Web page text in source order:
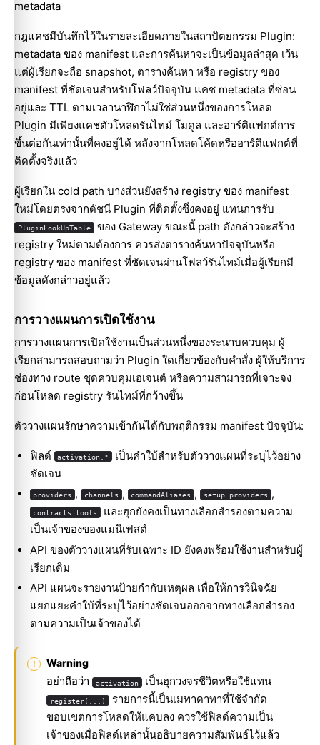
metadata
กฎแคชมีบันทึกไว้ในรายละเอียดภายในสถาปัตยกรรม Plugin:
metadata ของ manifest และการค้นหาจะเป็นข้อมูลล่าสุด เว้น
แต่ผู้เรียกจะถือ snapshot, ตารางค้นหา หรือ registry ของ
manifest ที่ชัดเจนสำหรับโฟลว์ปัจจุบัน แคช metadata ที่ซ่อน
อยู่และ TTL ตามเวลานาฬิกาไม่ใช่ส่วนหนึ่งของการโหลด
Plugin มีเพียงแคชตัวโหลดรันไทม์ โมดูล และอาร์ติแฟกต์การ
ขึ้นต่อกันเท่านั้นที่คงอยู่ได้ หลังจากโหลดโค้ดหรืออาร์ติแฟกต์ที่
ติดตั้งจริงแล้ว
ผู้เรียกใน cold path บางส่วนยังสร้าง registry ของ manifest
ใหม่โดยตรงจากดัชนี Plugin ที่ติดตั้งซึ่งคงอยู่ แทนการรับ
PluginLookUpTable ของ Gateway ขณะนี้ path ดังกล่าวจะสร้าง
registry ใหม่ตามต้องการ ควรส่งตารางค้นหาปัจจุบันหรือ
registry ของ manifest ที่ชัดเจนผ่านโฟลว์รันไทม์เมื่อผู้เรียกมี
ข้อมูลดังกล่าวอยู่แล้ว
การวางแผนการเปิดใช้งาน
การวางแผนการเปิดใช้งานเป็นส่วนหนึ่งของระนาบควบคุม ผู้
เรียกสามารถสอบถามว่า Plugin ใดเกี่ยวข้องกับคำสั่ง ผู้ให้บริการ
ช่องทาง route ชุดควบคุมเอเจนต์ หรือความสามารถที่เจาะจง
ก่อนโหลด registry รันไทม์ที่กว้างขึ้น
ตัววางแผนรักษาความเข้ากันได้กับพฤติกรรม manifest ปัจจุบัน:
ฟิลด์ activation.*
เป็นคำใบ้สำหรับตัววางแผนที่ระบุไว้อย่าง
ชัดเจน
providers , channels , commandAliases , setup.providers ,
contracts.tools
และฮุกยังคงเป็นทางเลือกสำรองตามความ
เป็นเจ้าของของแมนิเฟสต์
API ของตัววางแผนที่รับเฉพาะ ID ยังคงพร้อมใช้งานสำหรับผู้
เรียกเดิม
API แผนจะรายงานป้ายกำกับเหตุผล เพื่อให้การวินิจฉัย
แยกแยะคำใบ้ที่ระบุไว้อย่างชัดเจนออกจากทางเลือกสำรอง
ตามความเป็นเจ้าของได้
Warning
อย่าถือว่า activation เป็นฮุกวงจรชีวิตหรือใช้แทน
register(...) รายการนี้เป็นเมทาดาทาที่ใช้จำกัด
ขอบเขตการโหลดให้แคบลง ควรใช้ฟิลด์ความเป็น
เจ้าของเมื่อฟิลด์เหล่านั้นอธิบายความสัมพันธ์ไว้แล้ว